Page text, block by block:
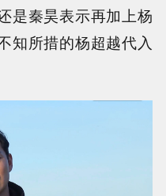
是秦昊表示再加上杨
知所措的杨超越代入